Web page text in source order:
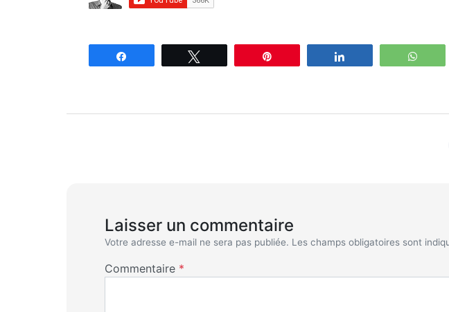
Laisser un commentaire
Votre adresse e-mail ne sera pas publiée. Les champs obligatoires sont
Commentaire *